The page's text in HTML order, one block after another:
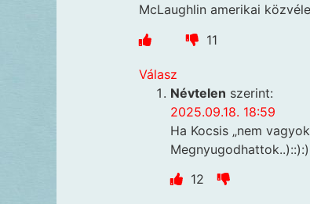
McLaughlin amerikai
11
Válasz
Névtelen szerint:
2025.09.18. 18:59
Ha Kocsis „nem
Megnyugodhattok..)::):)
12